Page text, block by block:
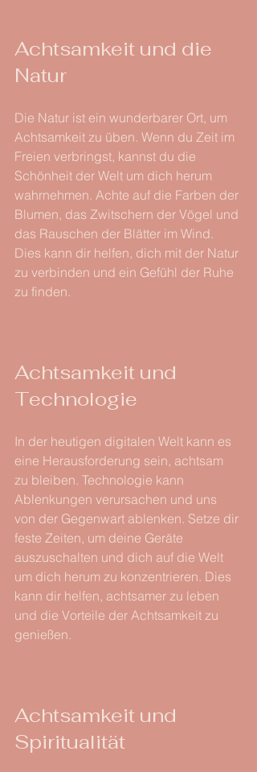
Achtsamkeit und die
Natur
Die Natur ist ein wunderbarer Ort, um
Achtsamkeit zu üben. Wenn du Zeit im
Freien verbringst, kannst du die
Schönheit der Welt um dich herum
wahrnehmen. Achte auf die Farben der
Blumen, das Zwitschern der Vögel und
das Rauschen der Blätter im Wind.
Dies kann dir helfen, dich mit der Natur
zu verbinden und ein Gefühl der Ruhe
zu finden.
Achtsamkeit und
Technologie
In der heutigen digitalen Welt kann es
eine Herausforderung sein, achtsam
zu bleiben. Technologie kann
Ablenkungen verursachen und uns
von der Gegenwart ablenken. Setze dir
feste Zeiten, um deine Geräte
auszuschalten und dich auf die Welt
um dich herum zu konzentrieren. Dies
kann dir helfen, achtsamer zu leben
und die Vorteile der Achtsamkeit zu
genießen.
Achtsamkeit und
Spiritualität